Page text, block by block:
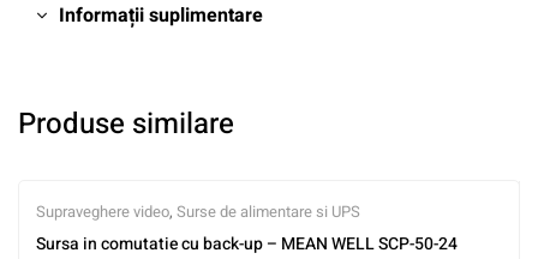
Informații suplimentare
Produse similare
Supraveghere video, Surse de alimentare si UPS
Sursa in comutatie cu back-up – MEAN WELL SCP-50-24